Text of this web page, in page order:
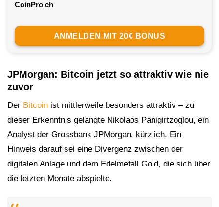
CoinPro.ch
ANMELDEN MIT 20€ BONUS
JPMorgan: Bitcoin jetzt so attraktiv wie nie
zuvor
Der Bitcoin ist mittlerweile besonders attraktiv – zu
dieser Erkenntnis gelangte Nikolaos Panigirtzoglou, ein
Analyst der Grossbank JPMorgan, kürzlich. Ein
Hinweis darauf sei eine Divergenz zwischen der
digitalen Anlage und dem Edelmetall Gold, die sich über
die letzten Monate abspielte.